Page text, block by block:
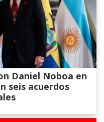
Daniel Noboa en
seis acuerdos